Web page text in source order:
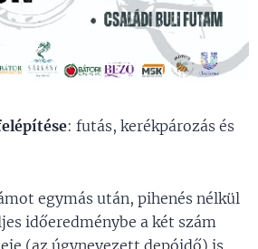
: futás, kerékpározás és
egymás után, pihenés nélkül
időeredménybe a két szám